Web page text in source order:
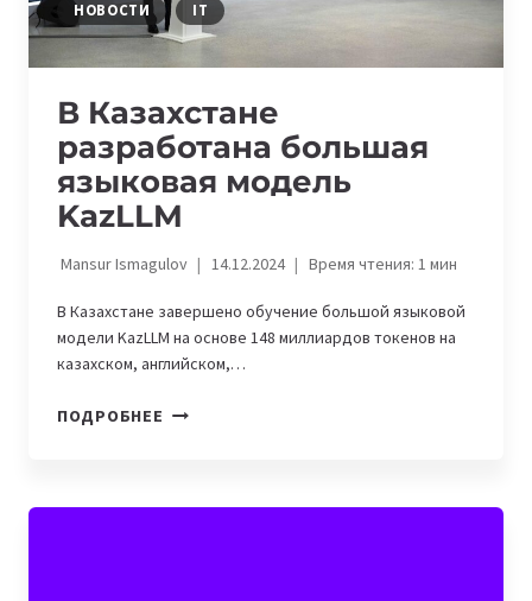
НОВОСТИ IT
В Казахстане
разработана большая
языковая модель
KazLLM
Mansur Ismagulov 14.12.2024 Время чтения: 1мин
В Казахстане завершено обучение большой языковой
модели KazLLM на основе 148 миллиардов токенов на
казахском, английском,…
ПОДРОБНЕЕ В